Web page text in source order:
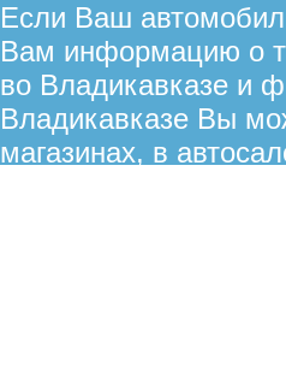
Если Ваш
Вам информацию о
во Владикавказе и
Владикавказе Вы
магазинах, в